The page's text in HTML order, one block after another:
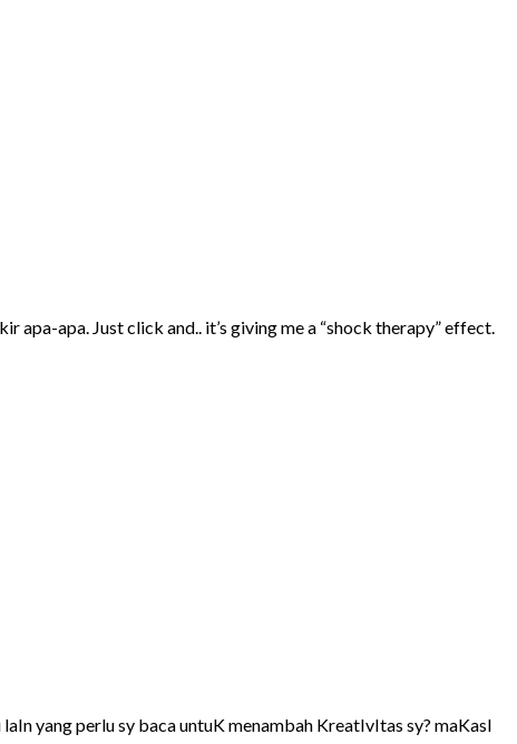
apa-apa. Just click and.. it’s giving me a “shock therapy” effect.
yang perlu sy baca untuK menambah KreatIvItas sy? maKasI